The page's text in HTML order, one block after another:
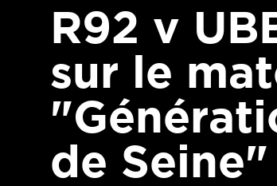
R92 v
sur le
de Seine"